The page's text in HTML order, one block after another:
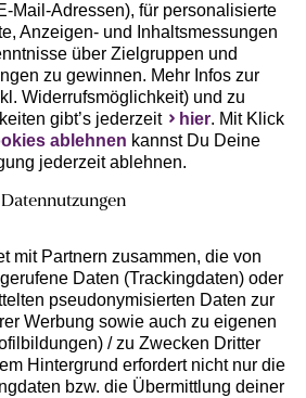
Mail-Adressen), für personalisierte
Anzeigen- und Inhaltsmessungen
über Zielgruppen und
zu gewinnen. Mehr Infos zur
Widerrufsmöglichkeit) und zu
gibt’s jederzeit
hier. Mit Klick
ablehnen kannst Du Deine
jederzeit ablehnen.
Datennutzungen
mit Partnern zusammen, die von
Daten (Trackingdaten) oder
pseudonymisierten Daten zur
Werbung sowie auch zu eigenen
/ zu Zwecken Dritter
Hintergrund erfordert nicht nur die
bzw. die Übermittlung deiner